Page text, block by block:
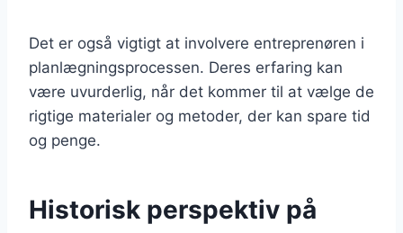
Det er også vigtigt at involvere entreprenøren i
planlægningsprocessen. Deres erfaring kan
være uvurderlig, når det kommer til at vælge de
rigtige materialer og metoder, der kan spare tid
og penge.
Historisk perspektiv på